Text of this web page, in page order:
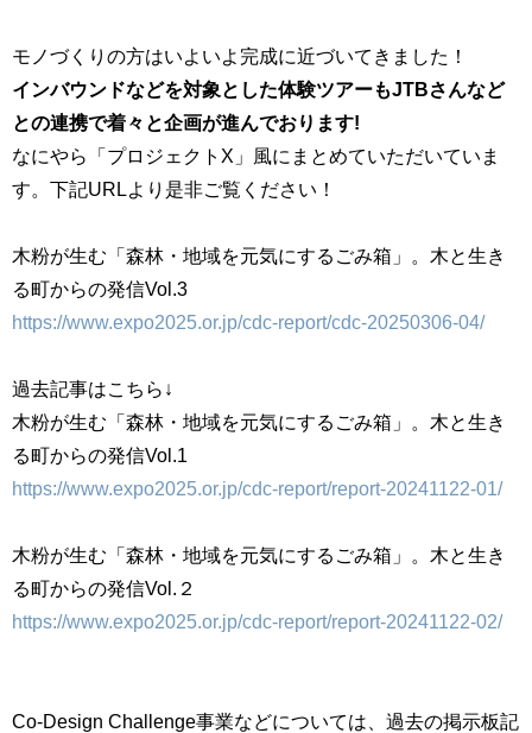
モノづくりの方はいよいよ完成に近づいてきました！
インバウンドなどを対象とした体験ツアーもJTBさんなど
との連携で着々と企画が進んでおります!
なにやら「プロジェクトX」風にまとめていただいていま
す。 下記URLより是非ご覧ください！
木粉が生む「森林・地域を元気にするごみ箱」。木と生き
る町からの発信Vol.3
https://www.expo2025.or.jp/cdc-report/cdc-20250306-04/
過去記事はこちら↓
木粉が生む「森林・地域を元気にするごみ箱」。木と生き
る町からの発信Vol.1
https://www.expo2025.or.jp/cdc-report/report-20241122-01/
木粉が生む「森林・地域を元気にするごみ箱」。木と生き
る町からの発信Vol.２
https://www.expo2025.or.jp/cdc-report/report-20241122-02/
Co-Design Challenge事業などについては、過去の掲示板記